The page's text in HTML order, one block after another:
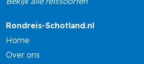
Rondreis-Schotland.nl
Home
Over ons